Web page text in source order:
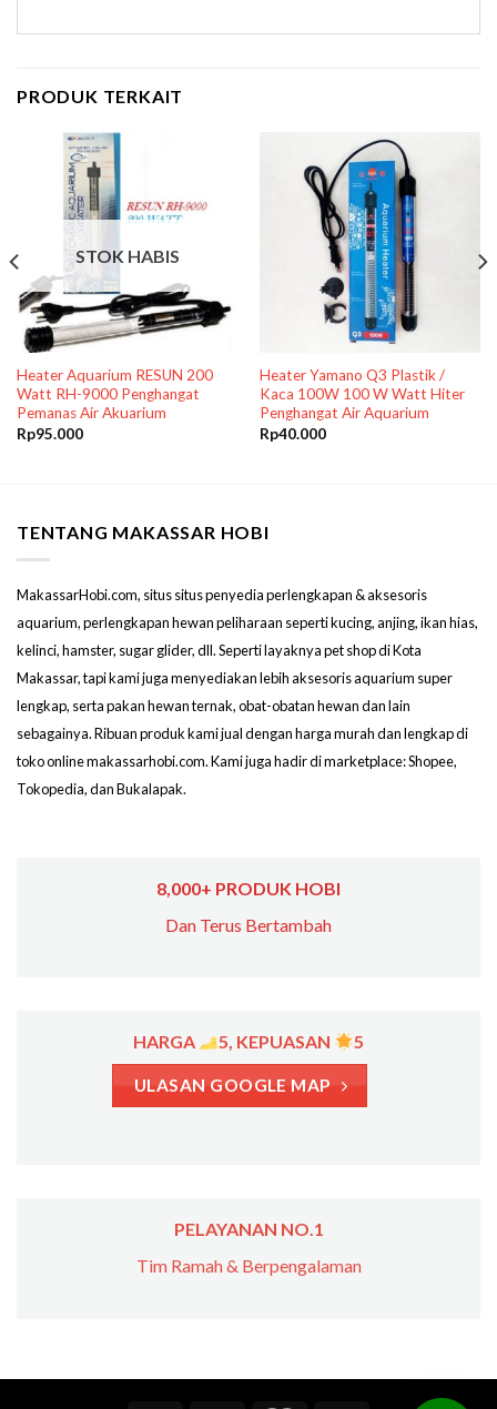
PRODUK TERKAIT
STOK HABIS
Heater Aquarium RESUN 200
Watt RH-9000 Penghangat
Pemanas Air Akuarium
Rp95.000
Heater Yamano Q3 Plastik /
Kaca 100W 100 W Watt Hiter
Penghangat Air Aquarium
Rp40.000
TENTANG MAKASSAR HOBI
MakassarHobi.com, situs situs penyedia perlengkapan & aksesoris
aquarium, perlengkapan hewan peliharaan seperti kucing, anjing, ikan hias,
kelinci, hamster, sugar glider, dll. Seperti layaknya pet shop di Kota
Makassar, tapi kami juga menyediakan lebih aksesoris aquarium super
lengkap, serta pakan hewan ternak, obat-obatan hewan dan lain
sebagainya. Ribuan produk kami jual dengan harga murah dan lengkap di
toko online makassarhobi.com. Kami juga hadir di marketplace: Shopee,
Tokopedia, dan Bukalapak.
8,000+ PRODUK HOBI
Dan Terus Bertambah
HARGA 5, KEPUASAN 5
ULASAN GOOGLE MAP
PELAYANAN NO.1
Tim Ramah & Berpengalaman